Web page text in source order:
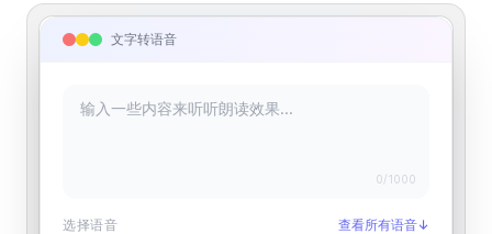
文字转语音
0/1000
选择语音 查看所有语音↓